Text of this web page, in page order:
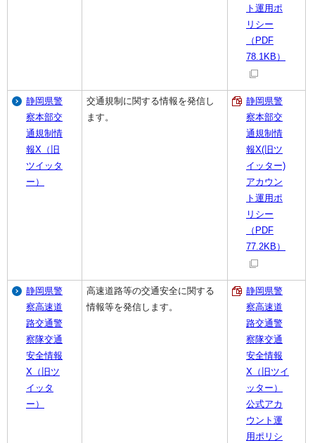
ト運用ポ
リシー
（PDF
78.1KB）
静岡県警
察本部交
通規制情
報X（旧
ツイッタ
ー）
交通規制に関する情報を発信し
ます。
静岡県警
察本部交
通規制情
報X(旧ツ
イッター)
アカウン
ト運用ポ
リシー
（PDF
77.2KB）
静岡県警
察高速道
路交通警
察隊交通
安全情報
X（旧ツ
イッタ
ー）
高速道路等の交通安全に関する
情報等を発信します。
静岡県警
察高速道
路交通警
察隊交通
安全情報
X（旧ツイ
ッター）
公式アカ
ウント運
用ポリシ